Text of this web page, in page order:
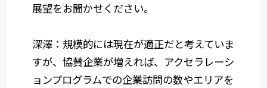
展望をお聞かせください。
深澤：規模的には現在が適正だと考えていま
すが、協賛企業が増えれば、アクセラレーシ
ョンプログラムでの企業訪問の数やエリアを